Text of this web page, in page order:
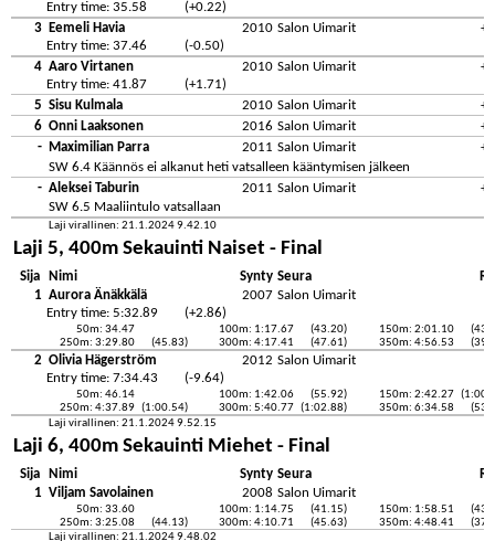
Entry time: 35.58
(+0.22)
3
Eemeli Havia 2010 Salon Uimarit
Entry time: 37.46
(-0.50)
4 Aaro Virtanen 2010 Salon Uimarit
Entry time: 41.87
(+1.71)
5 Sisu Kulmala 2010 Salon Uimarit
6 Onni Laaksonen 2016 Salon Uimarit
-
Maximilian Parra 2011 Salon Uimarit
SW 6.4 Käännös ei alkanut heti vatsalleen kääntymisen jälkeen
- Aleksei Taburin 2011 Salon Uimarit
SW 6.5 Maaliintulo vatsallaan
Laji virallinen: 21.1.2024 9.42.10
Laji 5, 400m Sekauinti Naiset - Final
Sija Nimi Synty Seura
1 Aurora Änäkkälä 2007 Salon Uimarit
Entry time: 5:32.89
(+2.86)
50m: 34.47 100m: 1:17.67 (43.20) 150m: 2:01.10
250m: 3:29.80
(45.83) 300m: 4:17.41 (47.61) 350m: 4:56.53
2 Olivia Hägerström 2012 Salon Uimarit
Entry time: 7:34.43
(-9.64)
50m: 46.14 100m: 1:42.06 (55.92) 150m: 2:42.27
250m: 4:37.89 (1:00.54) 300m: 5:40.77 (1:02.88) 350m: 6:34.58
Laji virallinen: 21.1.2024 9.52.15
Laji 6, 400m Sekauinti Miehet - Final
Sija Nimi Synty Seura
1 Viljam Savolainen 2008 Salon Uimarit
50m: 33.60 100m: 1:14.75 (41.15) 150m: 1:58.51
250m: 3:25.08
(44.13) 300m: 4:10.71 (45.63) 350m: 4:48.41
Laji virallinen: 21.1.2024 9.48.02